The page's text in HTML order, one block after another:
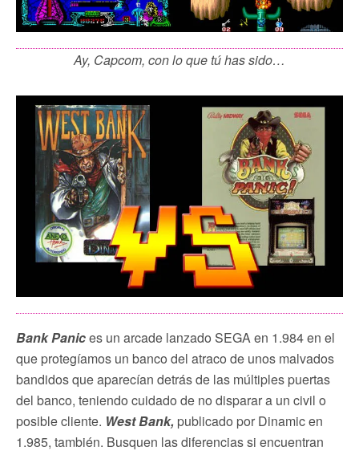
Ay, Capcom, con lo que tú has sido…
Bank Panices un arcade lanzado SEGA en 1.984 en el
que protegíamos un banco del atraco de unos malvados
bandidos que aparecían detrás de las múltiples puertas
del banco, teniendo cuidado de no disparar a un civil o
posible cliente. West Bank, publicado por Dinamic en
1.985, también. Busquen las diferencias si encuentran